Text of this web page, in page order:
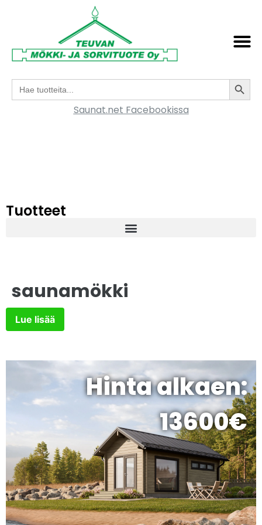
Search
for:
Saunat.net Facebookissa
Tuotteet
saunamökki
Lue lisää
Hinta alkaen:
13600€